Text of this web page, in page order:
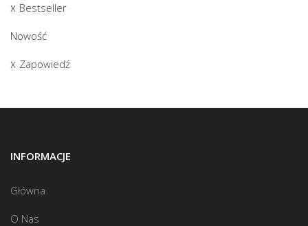
Bestseller
Nowość
Zapowiedź
INFORMACJE
Główna
O Nas